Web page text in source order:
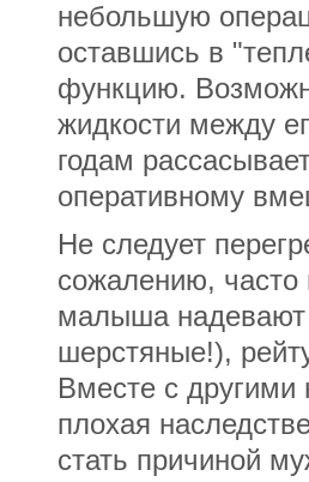
небольшую
оставшись в
функцию.
жидкости между
годам
оперативному
Не следует
сожалению, часто
малыша надевают
шерстяные!),
Вместе с
плохая
стать причиной